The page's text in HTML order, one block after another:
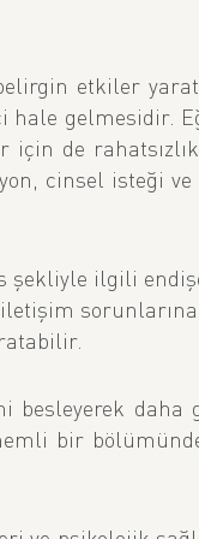
etkiler
gelmesidir.
için de
cinsel isteği
ilgili
daha
bir